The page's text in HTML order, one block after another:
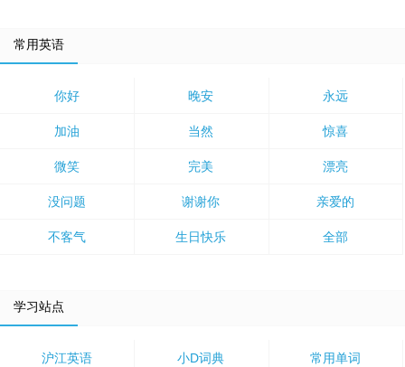
常用英语
你好 晚安 永远
加油 当然 惊喜
微笑 完美 漂亮
没问题 谢谢你 亲爱的
不客气 生日快乐 全部
学习站点
沪江英语 小D词典 常用单词